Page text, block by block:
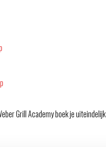
Grill Academy boek je